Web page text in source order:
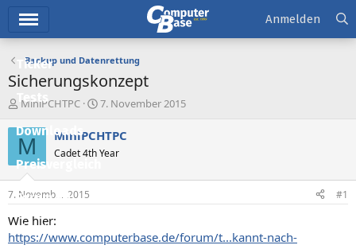
Ticker
Tests
Downloads
Preisvergleich
Forum
Aktuelles
Anmelden
Backup und Datenrettung
Sicherungskonzept
E
s
t
e
l
e
r
MiniPCHTPC
E
s
e
t
7. November 2015
M MiniPCHTPC
Cadet 4th Year
7. November 2015 #1
Wie hier:
https://www.computerbase.de/forum/t...kannt-nach-